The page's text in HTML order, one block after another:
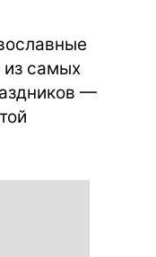
из самых
—